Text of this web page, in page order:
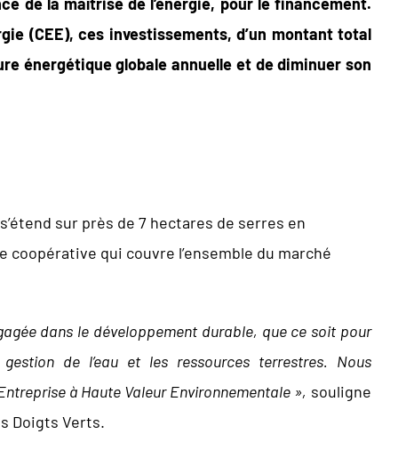
(CEE), ces investissements, d’un montant total
énergétique globale annuelle et de diminuer son
sur près de 7 hectares de serres en
qui couvre l’ensemble du marché
dans le développement durable, que ce soit pour
de l’eau et les ressources terrestres. Nous
à Haute Valeur Environnementale », souligne
Doigts Verts.